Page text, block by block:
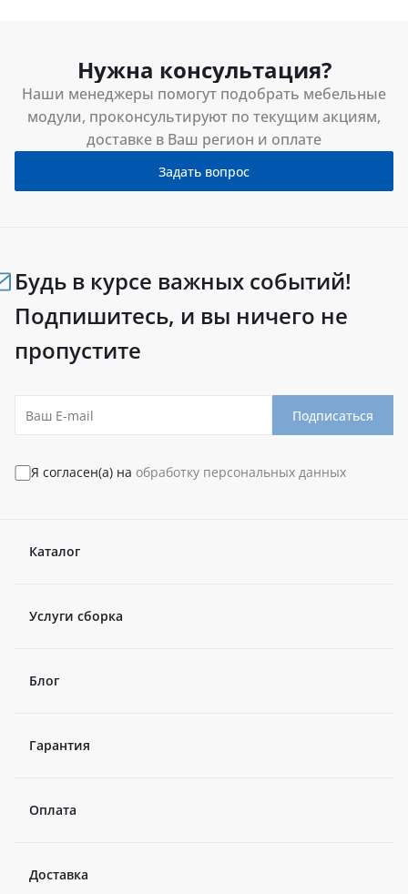
Нужна консультация?
Наши менеджеры помогут подобрать мебельные
модули, проконсультируют по текущим акциям,
доставке в Ваш регион и оплате
Задать вопрос
Будь в курсе важных событий!
Подпишитесь, и вы ничего не
пропустите
Подписаться
Я согласен(а) на обработку персональных данных
Каталог
Услуги сборка
Блог
Гарантия
Оплата
Доставка